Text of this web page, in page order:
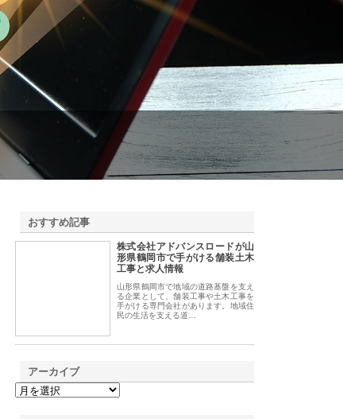
おすすめ記事
株式会社アドバンスロードが山
形県鶴岡市で手がける舗装土木
工事と求人情報
山形県鶴岡市で地域の道路基盤を支え
る企業として、舗装工事や土木工事を
手がける専門会社があります。地域住
民の生活を支える道…
アーカイブ